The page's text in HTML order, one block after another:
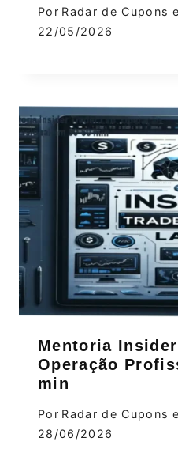
Por Radar de Cupons
22/05/2026
Mentoria
Operação
min
Por Radar de Cupons
28/06/2026